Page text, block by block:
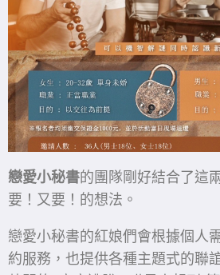
戀愛小秘書的團隊剛好結合了這
要！又要！的想法。
戀愛小秘書的紅娘們會根據個人
約服務，也提供各種主題式的聯